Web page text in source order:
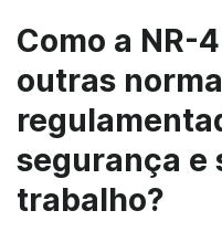
Como a NR-
outras
segurança e
trabalho?